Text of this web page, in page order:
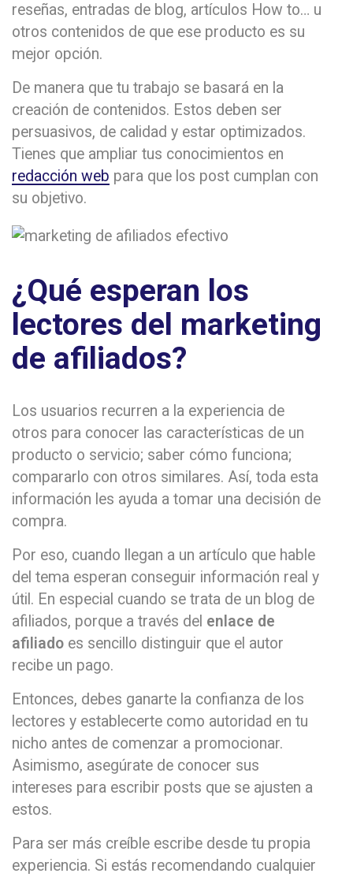
reseñas, entradas de blog, artículos How to… u
otros contenidos de que ese producto es su
mejor opción.
De manera que tu trabajo se basará en la
creación de contenidos. Estos deben ser
persuasivos, de calidad y estar optimizados.
Tienes que ampliar tus conocimientos en
redacción web para que los post cumplan con
su objetivo.
¿Qué esperan los
lectores del marketing
de afiliados?
Los usuarios recurren a la experiencia de
otros para conocer las características de un
producto o servicio; saber cómo funciona;
compararlo con otros similares. Así, toda esta
información les ayuda a tomar una decisión de
compra.
Por eso, cuando llegan a un artículo que hable
del tema esperan conseguir información real y
útil. En especial cuando se trata de un blog de
afiliados, porque a través del enlace de
afiliado es sencillo distinguir que el autor
recibe un pago.
Entonces, debes ganarte la confianza de los
lectores y establecerte como autoridad en tu
nicho antes de comenzar a promocionar.
Asimismo, asegúrate de conocer sus
intereses para escribir posts que se ajusten a
estos.
Para ser más creíble escribe desde tu propia
experiencia. Si estás recomendando cualquier